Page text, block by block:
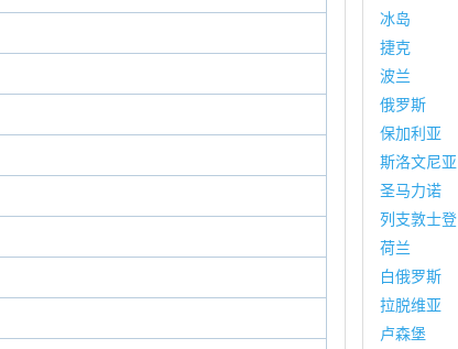
冰岛
捷克
波兰
俄罗斯
保加利亚
斯洛文尼亚
圣马力诺
列支敦士登
荷兰
白俄罗斯
拉脱维亚
卢森堡